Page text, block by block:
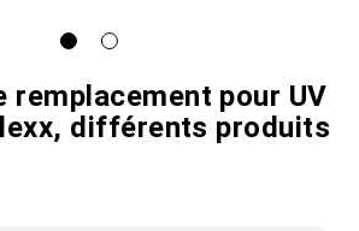
remplacement pour UV
différents produits